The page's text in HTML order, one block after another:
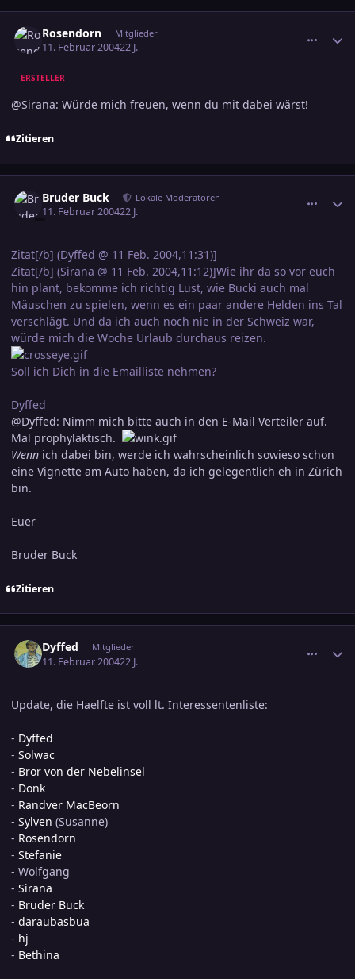
Rosendorn Mitglieder
11. Februar 200422 J.
ERSTELLER
@Sirana: Würde mich freuen, wenn du mit dabei wärst!
Zitieren
Bruder Buck Lokale Moderatoren
11. Februar 200422 J.
Zitat[/b] (Dyffed @ 11 Feb. 2004,11:31)]
Zitat[/b] (Sirana @ 11 Feb. 2004,11:12)]Wie ihr da so vor euch
hin plant, bekomme ich richtig Lust, wie Bucki auch mal
Mäuschen zu spielen, wenn es ein paar andere Helden ins Tal
verschlägt. Und da ich auch noch nie in der Schweiz war,
würde mich die Woche Urlaub durchaus reizen.
Soll ich Dich in die Emailliste nehmen?
Dyffed
@Dyffed: Nimm mich bitte auch in den E-Mail Verteiler auf.
Mal prophylaktisch.
Wenn ich dabei bin, werde ich wahrscheinlich sowieso schon
eine Vignette am Auto haben, da ich gelegentlich eh in Zürich
bin.
Euer
Bruder Buck
Zitieren
Dyffed Mitglieder
11. Februar 200422 J.
Update, die Haelfte ist voll lt. Interessentenliste:
- Dyffed
- Solwac
- Bror von der Nebelinsel
- Donk
- Randver MacBeorn
- Sylven (Susanne)
- Rosendorn
- Stefanie
- Wolfgang
- Sirana
- Bruder Buck
- daraubasbua
- hj
- Bethina